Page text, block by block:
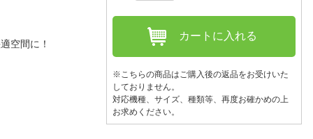
窓口
適空間に！
カートに入れる
※こちらの商品はご購入後の返品をお受けいた
しておりません。
対応機種、サイズ、種類等、再度お確かめの上
お求めください。